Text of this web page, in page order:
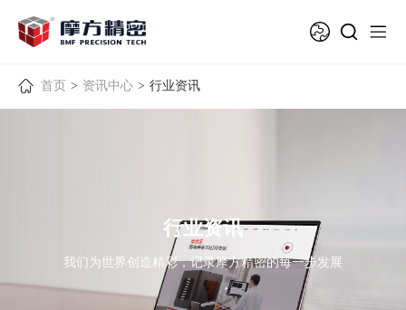
首页 > 资讯中心 > 行业资讯
行业资讯
我们为世界创造精彩，记录摩方精密的每一步发展